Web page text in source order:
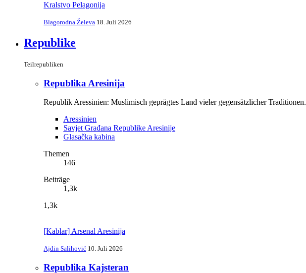
Kralstvo Pelagonija
Blagorodna Želeva 18. Juli 2026
Republike
Teilrepubliken
Republika Aresinija
Republik Aressinien: Muslimisch geprägtes Land vieler gegensätzlicher Traditionen.
Aressinien
Savjet Građana Republike Aresinije
Glasačka kabina
Themen
146
Beiträge
1,3k
1,3k
[Kablar] Arsenal Aresinija
Ajdin Salihović 10. Juli 2026
Republika Kajsteran